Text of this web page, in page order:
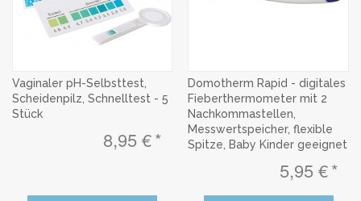
Vaginaler pH-Selbsttest,
Scheidenpilz, Schnelltest - 5
Stück
8,95 €
Domotherm Rapid - digitales
Fieberthermometer mit 2
Nachkommastellen,
Messwertspeicher, flexible
Spitze, Baby Kinder geeignet
5,95 €